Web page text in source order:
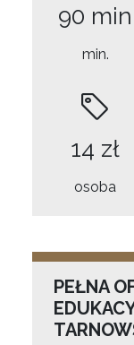
90 min
min.
14 zł
osoba
PEŁNA